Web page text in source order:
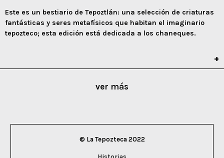
Este es un bestiario de Tepoztlán: una selección de criaturas
fantásticas y seres metafísicos que habitan el imaginario
tepozteco; esta edición está dedicada a los chaneques.
ver más
© La Tepozteca 2022